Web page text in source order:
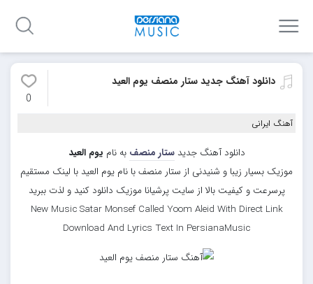
دانلود آهنگ جدید ستار منصف یوم العید
0
آهنگ ایرانی
دانلود آهنگ جدیدستار منصف به نام یوم العید
موزیک بسیار زیبا و شنیدنی از ستار منصف با نام یوم العید با لینک مستقیم
پرسرعت و کیفیت بالا از سایت پرشیانا موزیک دانلود کنید و لذت ببرید
New Music Satar Monsef Called Yoom Aleid With Direct Link
Download And Lyrics Text In PersianaMusic